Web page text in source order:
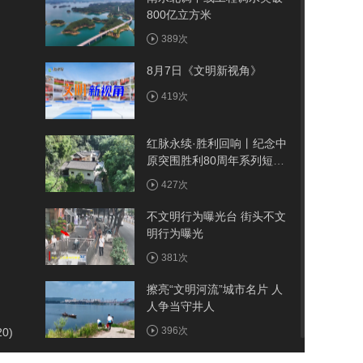
800亿立方米
389次
8月7日《文明新视角》
419次
红脉永续·胜利回响丨纪念中
原突围胜利80周年系列短视
频——古院
427次
不文明行为曝光台 街头不文
明行为曝光
381次
擦亮“文明河流”城市名片 人
人争当守井人
396次